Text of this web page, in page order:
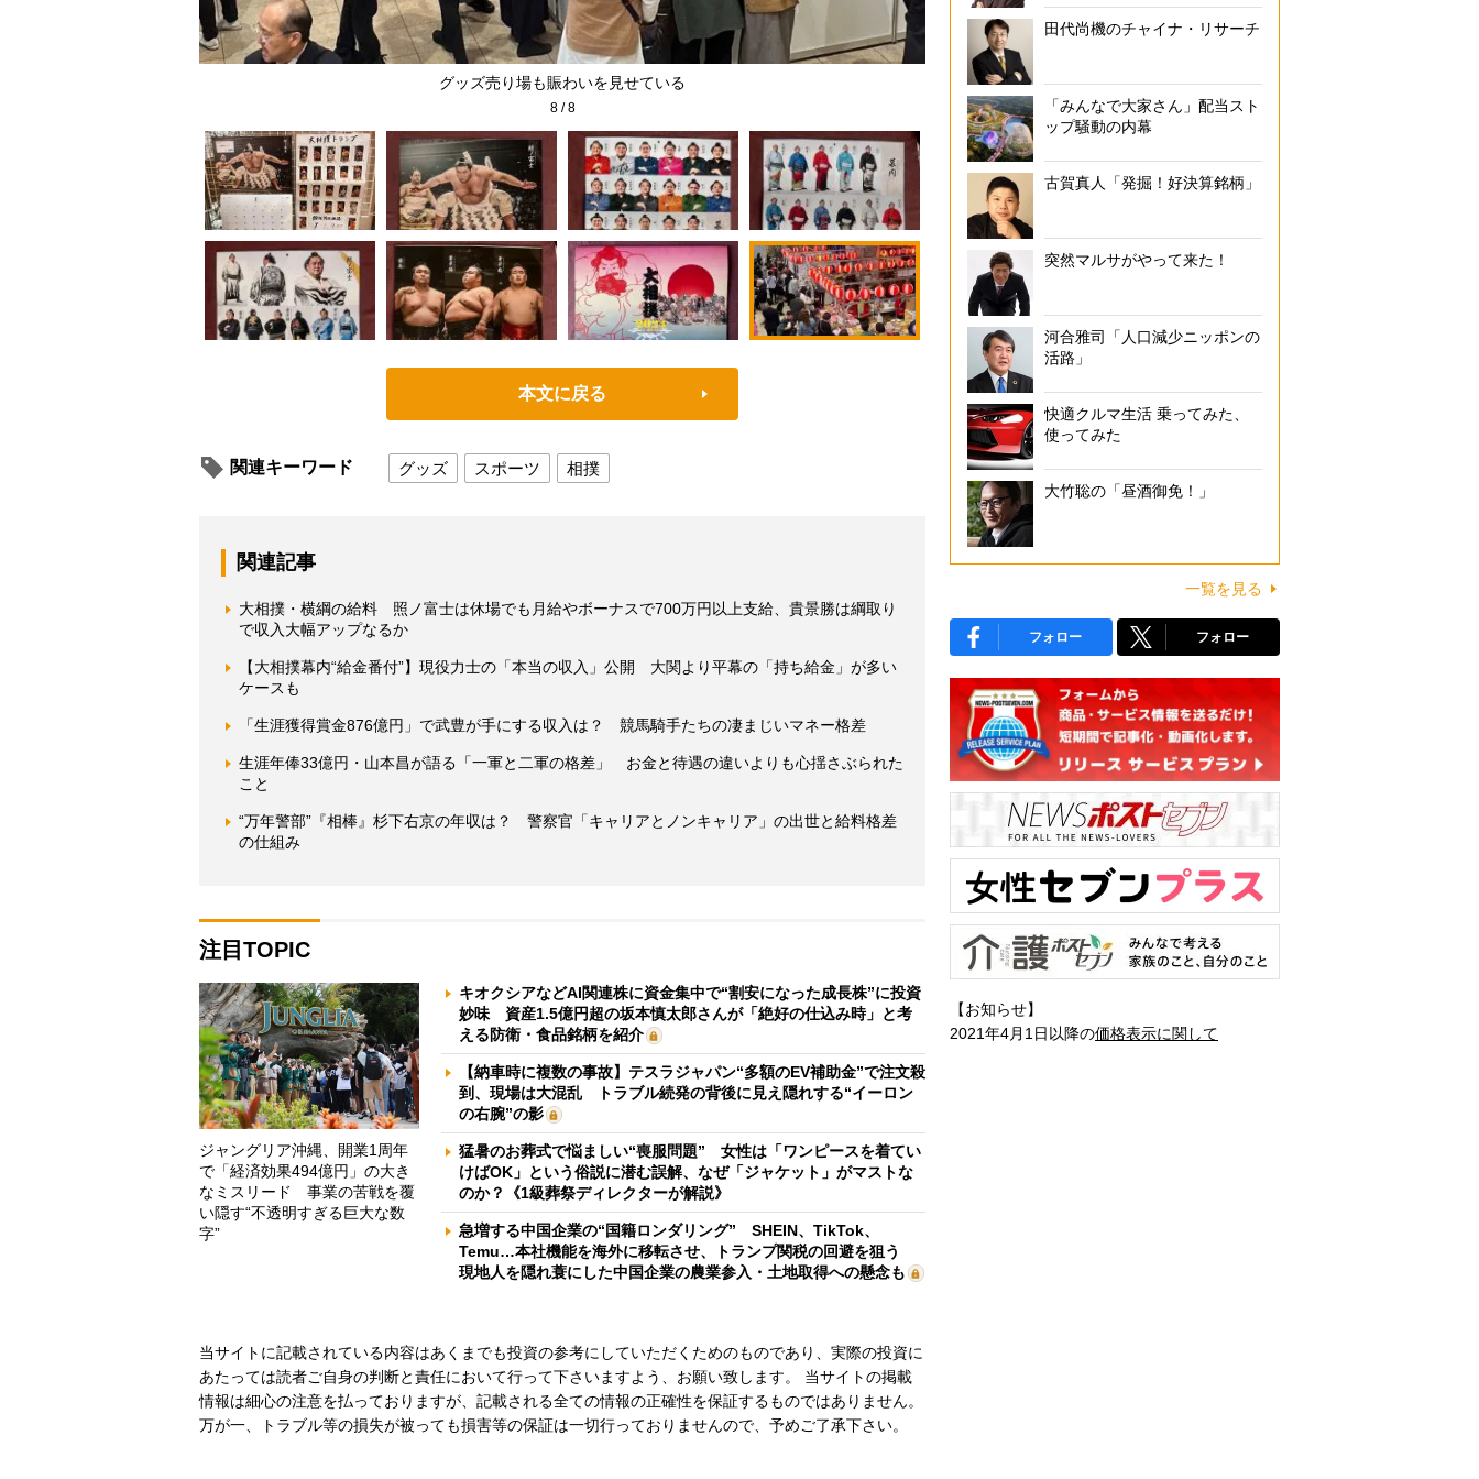
グッズ売り場も賑わいを見せている
8/8
本文に戻る
関連キーワード グッズ スポーツ 相撲
関連記事
大相撲・横綱の給料 照ノ富士は休場でも月給やボーナスで700万円以上支給、貴景勝は綱取り
で収入大幅アップなるか
【大相撲幕内“給金番付”】現役力士の「本当の収入」公開 大関より平幕の「持ち給金」が多い
ケースも
「生涯獲得賞金876億円」で武豊が手にする収入は？ 競馬騎手たちの凄まじいマネー格差
生涯年俸33億円・山本昌が語る「一軍と二軍の格差」 お金と待遇の違いよりも心揺さぶられた
こと
“万年警部”『相棒』杉下右京の年収は？ 警察官「キャリアとノンキャリア」の出世と給料格差
の仕組み
注目TOPIC
ジャングリア沖縄、開業1周年
で「経済効果494億円」の大き
なミスリード 事業の苦戦を覆
い隠す“不透明すぎる巨大な数
字”
キオクシアなどAI関連株に資金集中で“割安になった成長株”に投資
妙味 資産1.5億円超の坂本慎太郎さんが「絶好の仕込み時」と考
える防衛・食品銘柄を紹介
【納車時に複数の事故】テスラジャパン“多額のEV補助金”で注文殺
到、現場は大混乱 トラブル続発の背後に見え隠れする“イーロン
の右腕”の影
猛暑のお葬式で悩ましい“喪服問題” 女性は「ワンピースを着てい
けばOK」という俗説に潜む誤解、なぜ「ジャケット」がマストな
のか？《1級葬祭ディレクターが解説》
急増する中国企業の“国籍ロンダリング” SHEIN、TikTok、
Temu…本社機能を海外に移転させ、トランプ関税の回避を狙う
現地人を隠れ蓑にした中国企業の農業参入・土地取得への懸念も
当サイトに記載されている内容はあくまでも投資の参考にしていただくためのものであり、実際の投資に
あたっては読者ご自身の判断と責任において行って下さいますよう、お願い致します。 当サイトの掲載
情報は細心の注意を払っておりますが、記載される全ての情報の正確性を保証するものではありません。
万が一、トラブル等の損失が被っても損害等の保証は一切行っておりませんので、予めご了承下さい。
田代尚機のチャイナ・リサーチ
「みんなで大家さん」配当スト
ップ騒動の内幕
古賀真人「発掘！好決算銘柄」
突然マルサがやって来た！
河合雅司「人口減少ニッポンの
活路」
快適クルマ生活 乗ってみた、
使ってみた
大竹聡の「昼酒御免！」
一覧を見る
フォロー フォロー
【お知らせ】
2021年4月1日以降の価格表示に関して